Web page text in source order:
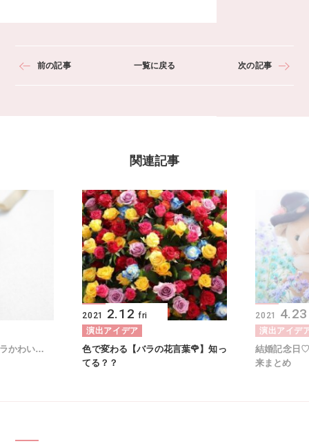
前の記事 一覧に戻る 次の記事
関連記事
かわい…
2021 2.12 fri
演出アイデア
色で変わる【バラの花言葉🌹】知っ
てる？？
2021 4.23
演出アイデ
結婚記念日
来まとめ